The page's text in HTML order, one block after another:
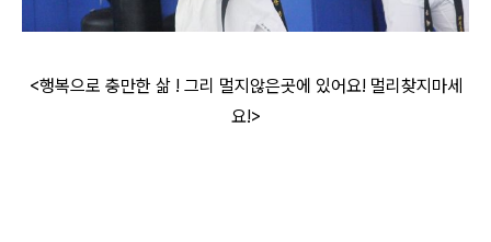
<행복으로 충만한 삶 ! 그리 멀지않은곳에 있어요! 멀리찾지마세
요!>